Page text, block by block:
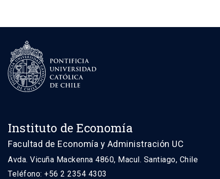
Instituto de Economía
Facultad de Economía y Administración UC
Avda. Vicuña Mackenna 4860, Macul. Santiago, Chile
Teléfono: +56 2 2354 4303